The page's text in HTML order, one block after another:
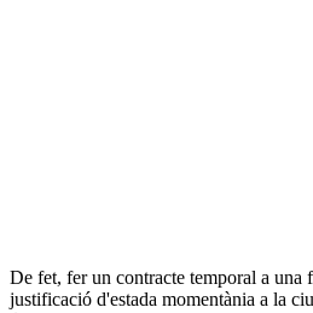
De fet, fer un contracte temporal a una
justificació d'estada momentània a la